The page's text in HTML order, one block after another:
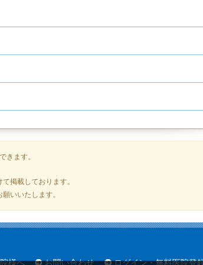
きます。
掲載しております。
いいたします。
様へ お問い合わせ ログイン・無料医院登